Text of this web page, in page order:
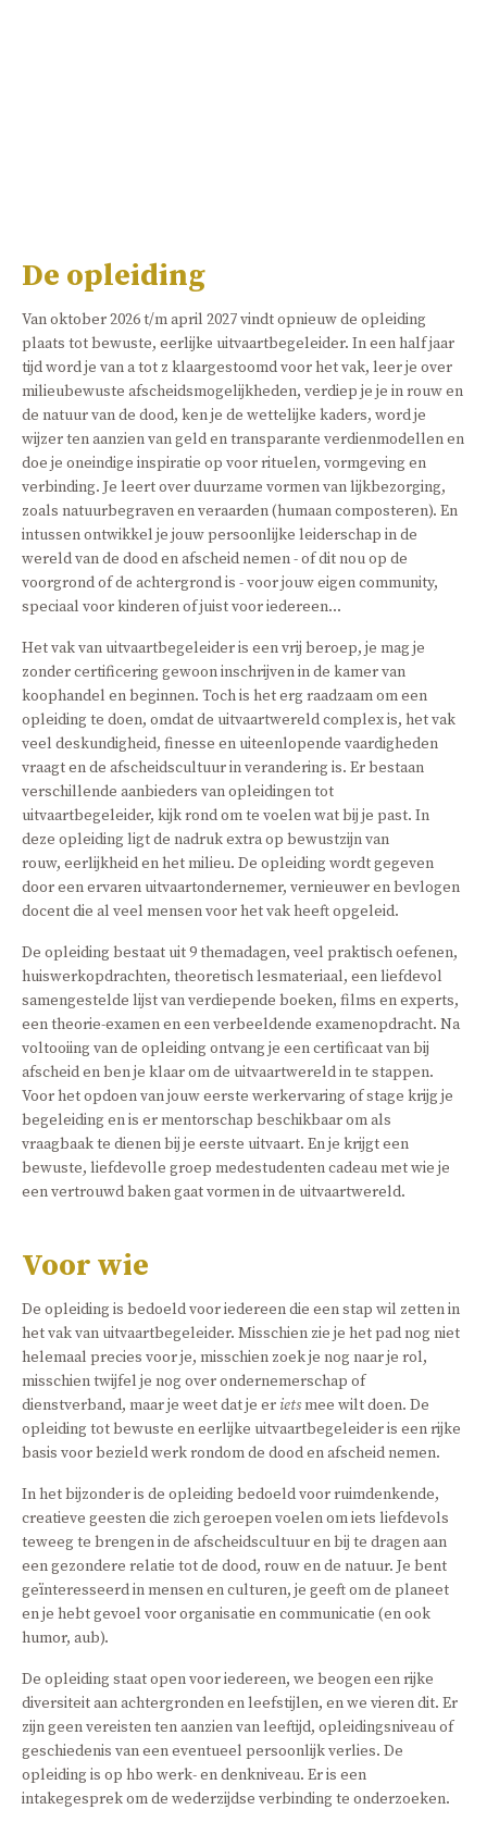
De opleiding
Van oktober 2026 t/m april 2027 vindt opnieuw de opleiding
plaats tot bewuste, eerlijke uitvaartbegeleider. In een half jaar
tijd word je van a tot z klaargestoomd voor het vak, leer je over
milieubewuste afscheidsmogelijkheden, verdiep je je in rouw en
de natuur van de dood, ken je de wettelijke kaders, word je
wijzer ten aanzien van geld en transparante verdienmodellen en
doe je oneindige inspiratie op voor rituelen, vormgeving en
verbinding. Je leert over duurzame vormen van lijkbezorging,
zoals natuurbegraven en veraarden (humaan composteren). En
intussen ontwikkel je jouw persoonlijke leiderschap in de
wereld van de dood en afscheid nemen - of dit nou op de
voorgrond of de achtergrond is - voor jouw eigen community,
speciaal voor kinderen of juist voor iedereen...
Het vak van uitvaartbegeleider is een vrij beroep, je mag je
zonder certificering gewoon inschrijven in de kamer van
koophandel en beginnen. Toch is het erg raadzaam om een
opleiding te doen, omdat de uitvaartwereld complex is, het vak
veel deskundigheid, finesse en uiteenlopende vaardigheden
vraagt en de afscheidscultuur in verandering is. Er bestaan
verschillende aanbieders van opleidingen tot
uitvaartbegeleider, kijk rond om te voelen wat bij je past. In
deze opleiding ligt de nadruk extra op bewustzijn van
rouw, eerlijkheid en het milieu. De opleiding wordt gegeven
door een ervaren uitvaartondernemer, vernieuwer en bevlogen
docent die al veel mensen voor het vak heeft opgeleid.
De opleiding bestaat uit 9 themadagen, veel praktisch oefenen,
huiswerkopdrachten, theoretisch lesmateriaal, een liefdevol
samengestelde lijst van verdiepende boeken, films en experts,
een theorie-examen en een verbeeldende examenopdracht. Na
voltooiing van de opleiding ontvang je een certificaat van bij
afscheid en ben je klaar om de uitvaartwereld in te stappen.
Voor het opdoen van jouw eerste werkervaring of stage krijg je
begeleiding en is er mentorschap beschikbaar om als
vraagbaak te dienen bij je eerste uitvaart. En je krijgt een
bewuste, liefdevolle groep medestudenten cadeau met wie je
een vertrouwd baken gaat vormen in de uitvaartwereld.
Voor wie
De opleiding is bedoeld voor iedereen die een stap wil zetten in
het vak van uitvaartbegeleider. Misschien zie je het pad nog niet
helemaal precies voor je, misschien zoek je nog naar je rol,
misschien twijfel je nog over ondernemerschap of
dienstverband, maar je weet dat je er ietsmee wilt doen. De
opleiding tot bewuste en eerlijke uitvaartbegeleider is een rijke
basis voor bezield werk rondom de dood en afscheid nemen.
In het bijzonder is de opleiding bedoeld voor ruimdenkende,
creatieve geesten die zich geroepen voelen om iets liefdevols
teweeg te brengen in de afscheidscultuur en bij te dragen aan
een gezondere relatie tot de dood, rouw en de natuur. Je bent
geïnteresseerd in mensen en culturen, je geeft om de planeet
en je hebt gevoel voor organisatie en communicatie (en ook
humor, aub).
De opleiding staat open voor iedereen, we beogen een rijke
diversiteit aan achtergronden en leefstijlen, en we vieren dit. Er
zijn geen vereisten ten aanzien van leeftijd, opleidingsniveau of
geschiedenis van een eventueel persoonlijk verlies. De
opleiding is op hbo werk- en denkniveau. Er is een
intakegesprek om de wederzijdse verbinding te onderzoeken.